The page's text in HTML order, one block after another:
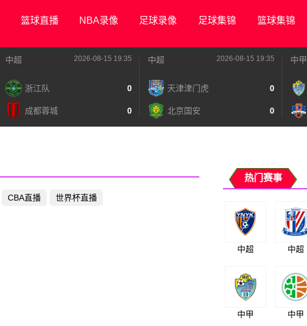
篮球直播 NBA录像 足球录像 足球集锦 篮球集锦
中超 2026-08-15 19:35
浙江队 0
成都蓉城 0
中超 2026-08-15 19:35
天津津门虎 0
北京国安 0
中甲
CBA直播 世界杯直播
热门赛事
中超 中超
中甲 中甲